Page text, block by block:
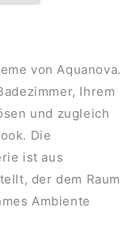
von Aquanova.
Ihrem
und zugleich
Die
ist aus
der dem Raum
Ambiente